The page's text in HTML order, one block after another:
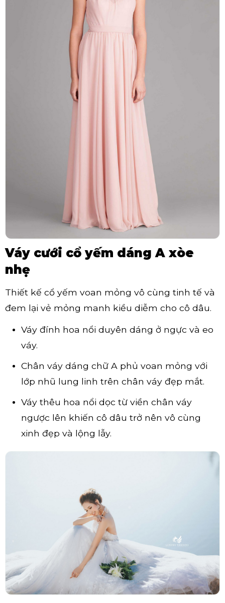
Váy cưới cổ yếm dáng A xòe
nhẹ
Thiết kế cổ yếm voan mỏng vô cùng tinh tế và
đem lại vẻ mỏng manh kiều diễm cho cô dâu.
Váy đính hoa nổi duyên dáng ở ngực và eo
váy.
Chân váy dáng chữ A phủ voan mỏng với
lớp nhũ lung linh trên chân váy đẹp mắt.
Váy thêu hoa nổi dọc từ viền chân váy
ngược lên khiến cô dâu trở nên vô cùng
xinh đẹp và lộng lẫy.